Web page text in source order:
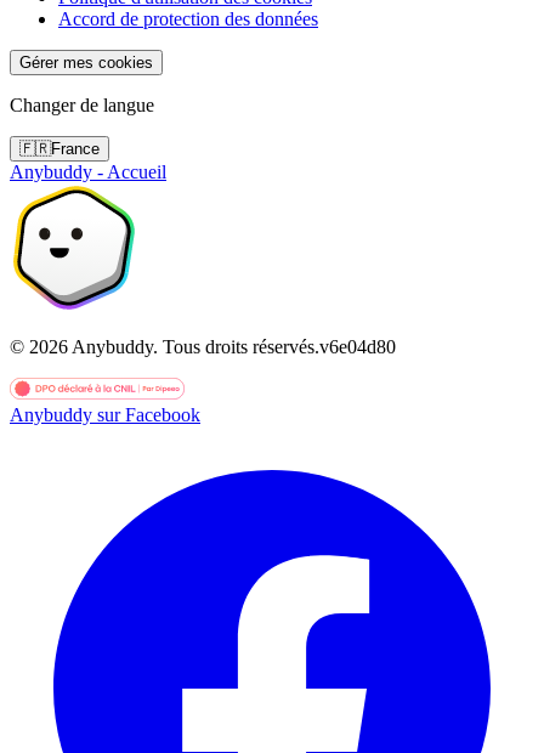
Accord de protection des données
Gérer mes cookies
Changer de langue
🇫🇷France
Anybuddy - Accueil
© 2026 Anybuddy. Tous droits réservés.v6e04d80
Anybuddy sur Facebook